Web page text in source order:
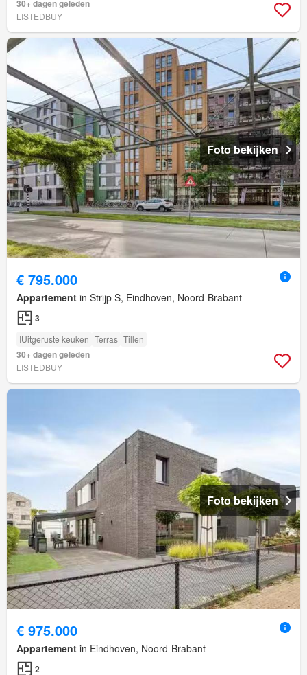
30+ dagen geleden
LISTEDBUY
Foto bekijken
€ 795.000
Appartement in Strijp S, Eindhoven, Noord-Brabant
3
IUitgeruste keuken Terras Tillen
30+ dagen geleden
LISTEDBUY
Foto bekijken
€ 975.000
Appartement in Eindhoven, Noord-Brabant
2